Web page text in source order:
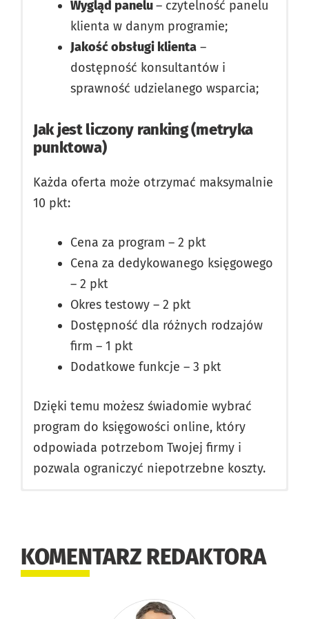
Wygląd panelu– czytelność panelu
klienta w danym programie;
Jakość obsługi klienta –
dostępność konsultantów i
sprawność udzielanego wsparcia;
Jak jest liczony ranking (metryka
punktowa)
Każda oferta może otrzymać maksymalnie
10 pkt:
Cena za program – 2 pkt
Cena za dedykowanego księgowego
– 2 pkt
Okres testowy – 2 pkt
Dostępność dla różnych rodzajów
firm – 1 pkt
Dodatkowe funkcje – 3 pkt
Dzięki temu możesz świadomie wybrać
program do księgowości online, który
odpowiada potrzebom Twojej firmy i
pozwala ograniczyć niepotrzebne koszty.
ofertę i klikasz w link, trafiasz
najczęściej banku – która odpowiada za
firm w wyborze najlepszych usług
KOMENTARZ REDAKTORA